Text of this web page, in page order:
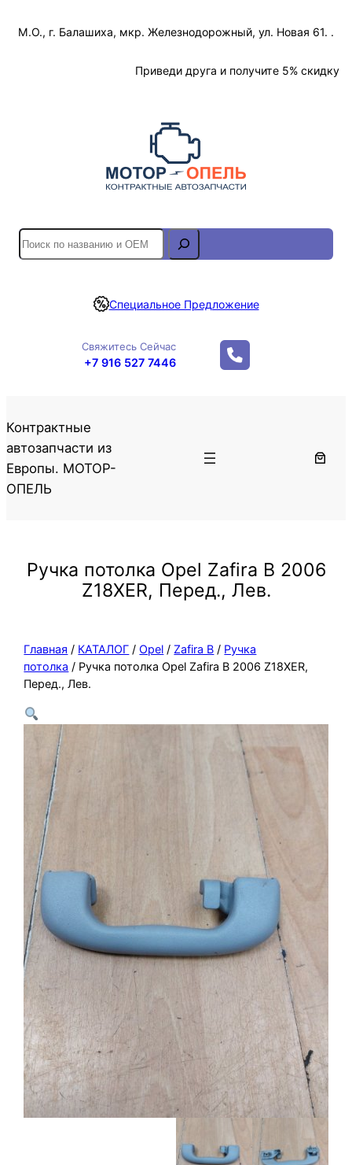
М.О., г. Балашиха, мкр. Железнодорожный, ул. Новая 61. .
Приведи друга и получите 5% скидку
S
e
r
Специальное Предложение
Свяжитесь Сейчас
+7 916 527 7446
Контрактные
автозапчасти из
Европы. МОТОР-
ОПЕЛЬ
Ручка потолка Opel Zafira B 2006
Z18XER, Перед., Лев.
Главная / КАТАЛОГ /Opel /Zafira B / Ручка
потолка / Ручка потолка Opel Zafira B 2006 Z18XER,
Перед., Лев.